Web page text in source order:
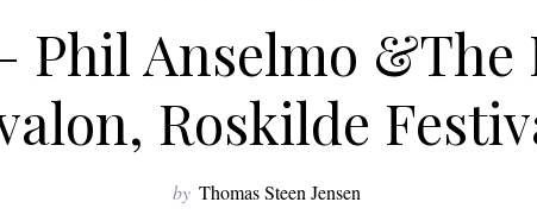
Phil Anselmo
Roskilde
by Thomas Steen Jensen